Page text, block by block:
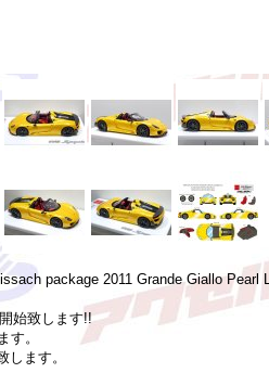
package 2011 Grande Giallo Pearl
始致します!!
す。
ます。